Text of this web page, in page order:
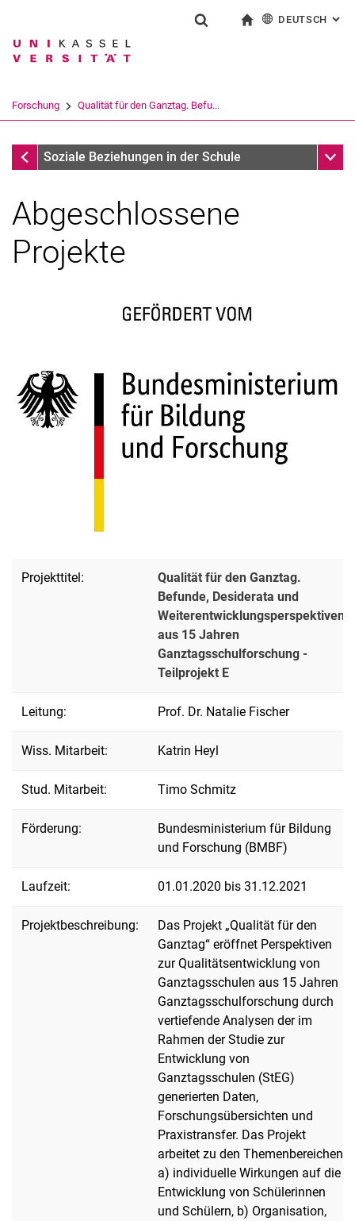
Springe direkt zu: Inhalt
Springe direkt zu: Suche
Springe direkt zu:
Suchbegriff
Suchen (öffnet externen Link in einem
DEUTSCH :
Forschung Qualität für den Ganztag. Befu...
Abgeschlossene Forschungsprojekte
Soziale Beziehungen in der Schule
Abgeschlossene
Projekte
Projekttitel:
Qualität für den Ganztag.
Befunde, Desiderata und
Weiterentwicklungsperspektiven
aus 15 Jahren
Ganztagsschulforschung -
Teilprojekt E
Leitung: Prof. Dr. Natalie Fischer
Wiss. Mitarbeit: Katrin Heyl
Stud. Mitarbeit: Timo Schmitz
Förderung:
Bundesministerium für Bildung
und Forschung (BMBF)
Laufzeit: 01.01.2020 bis 31.12.2021
Projektbeschreibung:
Das Projekt „Qualität für den
Ganztag“ eröffnet Perspektiven
zur Qualitätsentwicklung von
Ganztagsschulen aus 15 Jahren
Ganztagsschulforschung durch
vertiefende Analysen der im
Rahmen der Studie zur
Entwicklung von
Ganztagsschulen (StEG)
generierten Daten,
Forschungsübersichten und
Praxistransfer. Das Projekt
arbeitet zu den Themenbereichen
a) individuelle Wirkungen auf die
Entwicklung von Schülerinnen
und Schülern, b) Organisation,